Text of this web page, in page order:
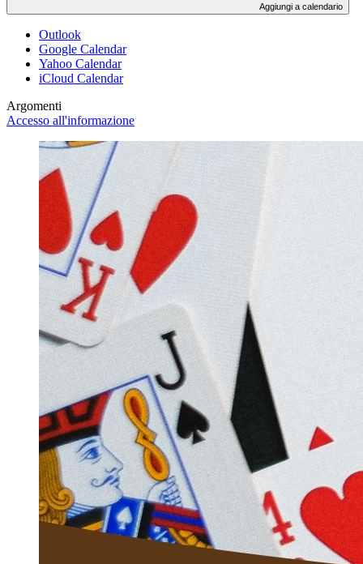
Aggiungi a calendario
Outlook
Google Calendar
Yahoo Calendar
iCloud Calendar
Argomenti
Accesso all'informazione